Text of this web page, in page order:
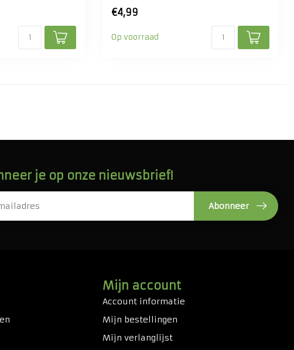
€4,99
Op voorraad
je op onze nieuwsbrief!
Abonneer
Mijn account
Account informatie
Mijn bestellingen
Mijn verlanglijst